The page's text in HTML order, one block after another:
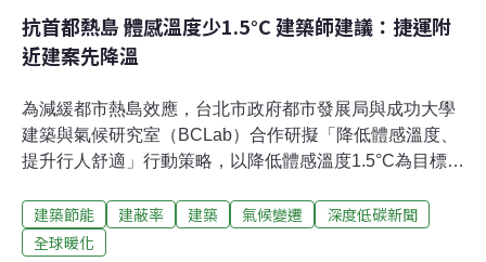
抗首都熱島 體感溫度少1.5°C 建築師建議：捷運附
近建案先降溫
為減緩都市熱島效應，台北市政府都市發展局與成功大學
建築與氣候研究室（BCLab）合作研擬「降低體感溫度、
提升行人舒適」行動策略，以降低體感溫度1.5°C為目標，
地降溫等級。上週五（17日）的專家座談會上，建築師建
議，台北市還可再區分出熱島效應嚴重的高溫區和其他涼
建築節能 建蔽率 建築 氣候變遷
深度低碳新聞
全球暖化